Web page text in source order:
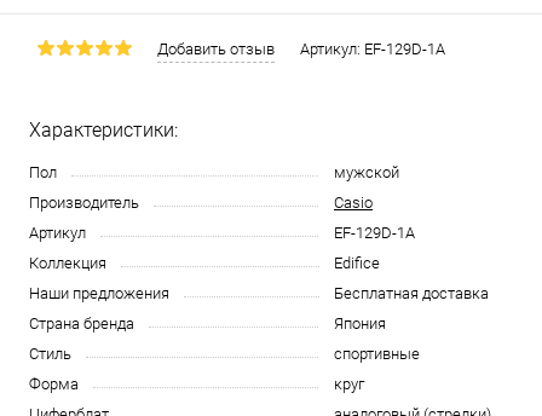
Добавить отзыв Артикул: EF-129D-1A
Характеристики:
Пол
мужской
Производитель
Casio
Артикул
EF-129D-1A
Коллекция
Edifice
Наши предложения
Бесплатная доставка
Страна бренда
Япония
Стиль
спортивные
Форма
круг